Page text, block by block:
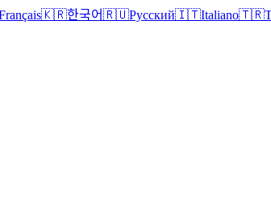
🇰🇷한국어🇷🇺Русский🇮🇹Italiano🇹🇷